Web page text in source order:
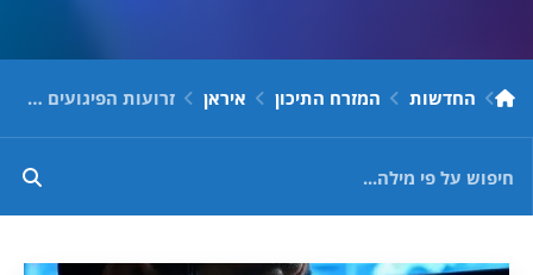
החדשות המזרח התיכון איראן זרועות הפיגועים של איראן: המהפכה המודיעינית שמקצרת את זמן הפיגועים